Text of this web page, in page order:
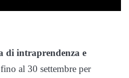
di intraprendenza e
al 30 settembre per